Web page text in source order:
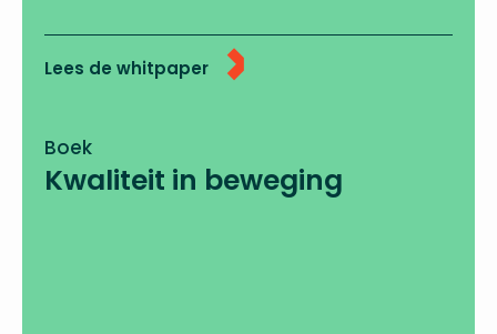
Lees de whitpaper
Boek
Kwaliteit in beweging